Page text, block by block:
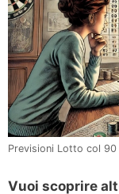
Previsioni Lotto col 90
Vuoi scoprire